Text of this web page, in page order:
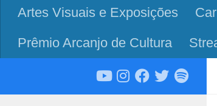
Artes Visuais e Exposições
Prêmio Arcanjo de Cultura